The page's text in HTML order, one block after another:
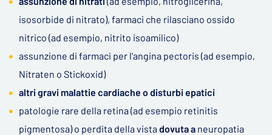
isosorbide di nitrato), farmaci che rilasciano ossido
nitrico (ad esempio, nitrito isoamilico)
assunzione di farmaci per l'angina pectoris (ad esempio,
Nitraten o Stickoxid)
altri gravi malattie cardiache o disturbi epatici
patologie rare della retina (ad esempio retinitis
pigmentosa) o perdita della vista dovuta a neuropatia